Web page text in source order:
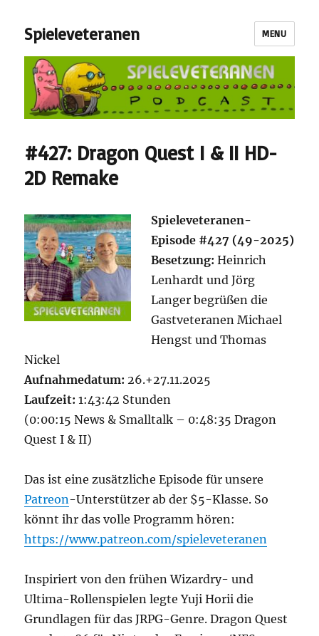
Spieleveteranen MENU
#427: Dragon Quest I & II HD-
2D Remake
Spieleveteranen-
Episode #427 (49-2025)
Besetzung:Heinrich
Lenhardt und Jörg
Langer begrüßen die
Gastveteranen Michael
Hengst und Thomas
Nickel
Aufnahmedatum:26.+27.11.2025
Laufzeit: 1:43:42 Stunden
(0:00:15 News & Smalltalk – 0:48:35 Dragon
Quest I & II)
Das ist eine zusätzliche Episode für unsere
Patreon-Unterstützer ab der $5-Klasse. So
könnt ihr das volle Programm hören:
https://www.patreon.com/spieleveteranen
Inspiriert von den frühen Wizardry- und
Ultima-Rollenspielen legte Yuji Horii die
Grundlagen für das JRPG-Genre. Dragon Quest